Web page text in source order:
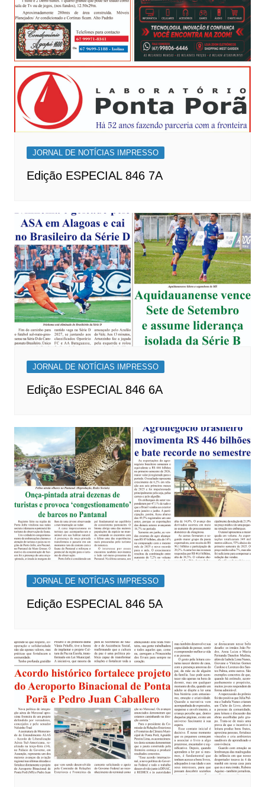
JORNAL DE NOTÍCIAS IMPRESSO
Edição ESPECIAL 846 7A
JORNAL DE NOTÍCIAS IMPRESSO
Edição ESPECIAL 846 6A
JORNAL DE NOTÍCIAS IMPRESSO
Edição ESPECIAL 846 5A